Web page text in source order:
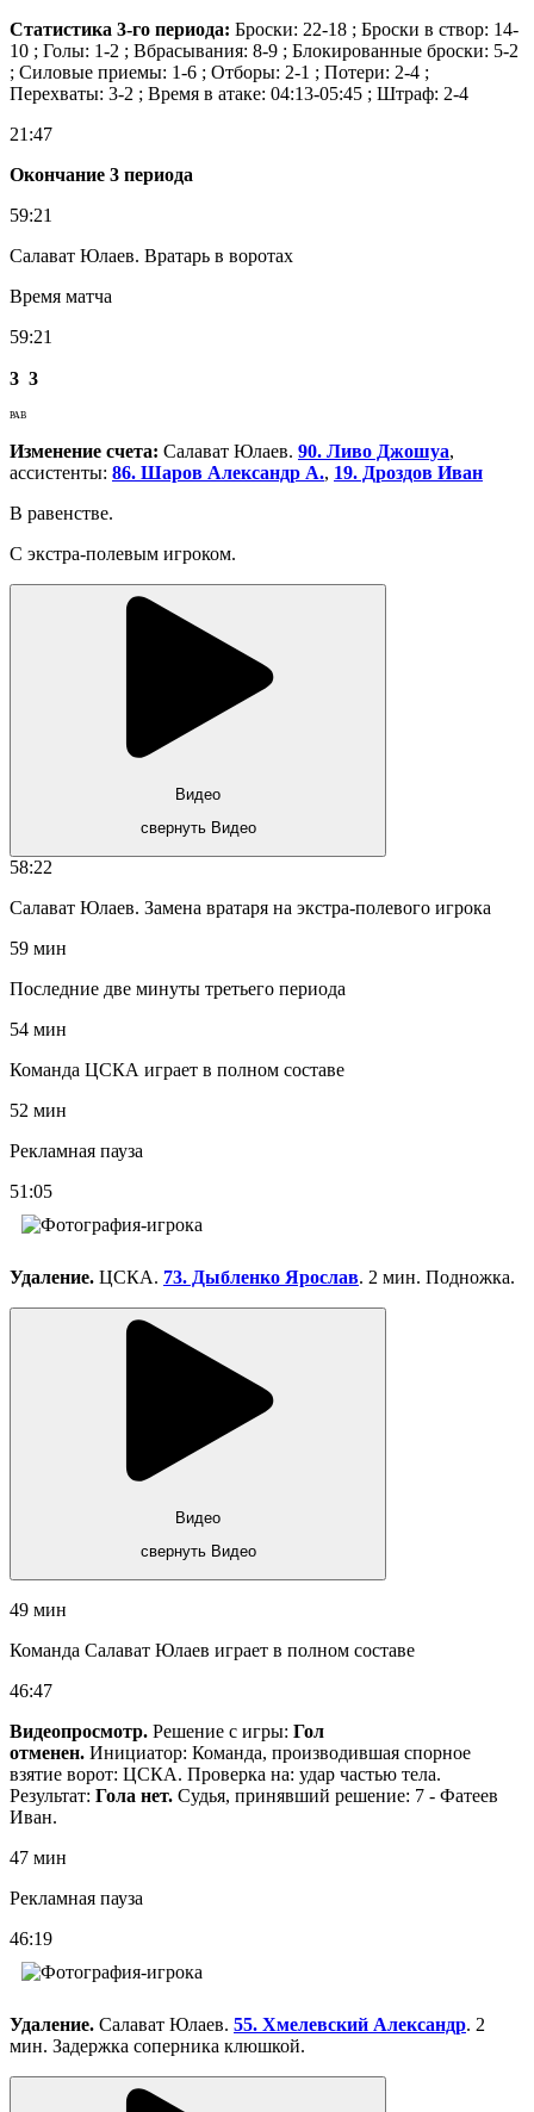
Статистика 3-го периода: Броски: 22-18 ; Броски в створ: 14-
10 ; Голы: 1-2 ; Вбрасывания: 8-9 ; Блокированные броски: 5-2
; Силовые приемы: 1-6 ; Отборы: 2-1 ; Потери: 2-4 ;
Перехваты: 3-2 ; Время в атаке: 04:13-05:45 ; Штраф: 2-4
21:47
Окончание 3 периода
59:21
Салават Юлаев. Вратарь в воротах
Время матча
59:21
3 3
РАВ
Изменение счета: Салават Юлаев. 90. Ливо Джошуа,
ассистенты: 86. Шаров Александр А., 19. Дроздов Иван
В равенстве.
С экстра-полевым игроком.
Видео
свернуть Видео
58:22
Салават Юлаев. Замена вратаря на экстра-полевого игрока
59 мин
Последние две минуты третьего периода
54 мин
Команда ЦСКА играет в полном составе
52 мин
Рекламная пауза
51:05
Удаление. ЦСКА. 73. Дыбленко Ярослав. 2 мин. Подножка.
Видео
свернуть Видео
49 мин
Команда Салават Юлаев играет в полном составе
46:47
Видеопросмотр. Решение с игры: Гол
отменен. Инициатор: Команда, производившая спорное
взятие ворот: ЦСКА. Проверка на: удар частью тела.
Результат: Гола нет. Судья, принявший решение: 7 - Фатеев
Иван.
47 мин
Рекламная пауза
46:19
Удаление. Салават Юлаев. 55. Хмелевский Александр. 2
мин. Задержка соперника клюшкой.